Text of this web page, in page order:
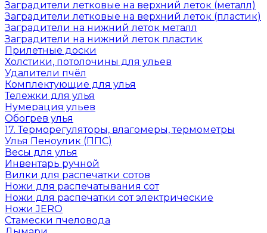
Заградители летковые на верхний леток (металл)
Заградители летковые на верхний леток (пластик)
Заградители на нижний леток металл
Заградители на нижний леток пластик
Прилетные доски
Холстики, потолочины для ульев
Удалители пчёл
Комплектующие для улья
Тележки для улья
Нумерация ульев
Обогрев улья
17. Терморегуляторы, влагомеры, термометры
Улья Пеноулик (ППС)
Весы для улья
Инвентарь ручной
Вилки для распечатки сотов
Ножи для распечатывания сот
Ножи для распечатки сот электрические
Ножи JERO
Стамески пчеловода